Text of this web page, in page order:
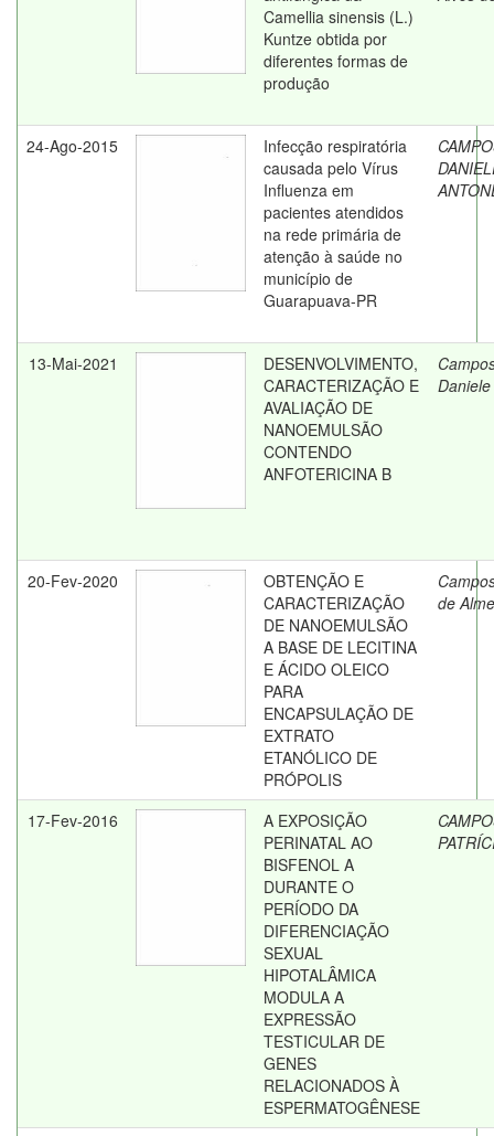
Camellia sinensis (L.)
Kuntze obtida por
diferentes formas de
produção
24-Ago-2015
Infecção respiratória
causada pelo Vírus
Influenza em
pacientes atendidos
na rede primária de
atenção à saúde no
município de
Guarapuava-PR
13-Mai-2021
DESENVOLVIMENTO,
CARACTERIZAÇÃO E
AVALIAÇÃO DE
NANOEMULSÃO
CONTENDO
ANFOTERICINA B
20-Fev-2020
OBTENÇÃO E
CARACTERIZAÇÃO
DE NANOEMULSÃO
A BASE DE LECITINA
E ÁCIDO OLEICO
PARA
ENCAPSULAÇÃO DE
EXTRATO
ETANÓLICO DE
PRÓPOLIS
de
17-Fev-2016
A EXPOSIÇÃO
PERINATAL AO
BISFENOL A
DURANTE O
PERÍODO DA
DIFERENCIAÇÃO
SEXUAL
HIPOTALÂMICA
MODULA A
EXPRESSÃO
TESTICULAR DE
GENES
RELACIONADOS À
ESPERMATOGÊNESE